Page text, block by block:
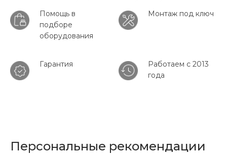
Помощь в
подборе
оборудования
Монтаж под ключ
Гарантия
Работаем с 2013
года
Персональные рекомендации